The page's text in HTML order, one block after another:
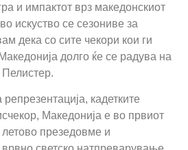
и импактот врз македонскиот
искуство се сезониве за
дека со сите чекори кои ги
долго ќе се радува на
Пелистер.
кадетките
Македонија е во првиот
презедовме и